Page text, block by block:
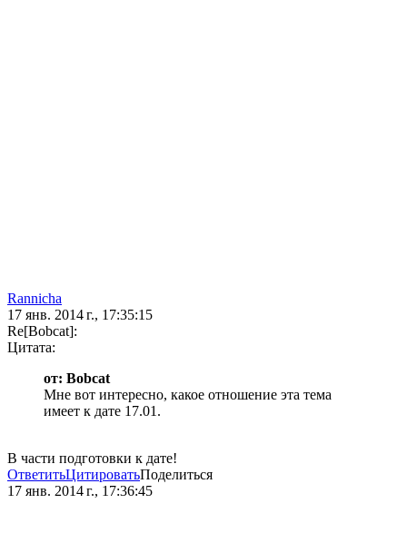
Rannicha
17 янв. 2014 г., 17:35:15
Re[Bobcat]:
Цитата:
от: Bobcat
Мне вот интересно, какое отношение эта тема
имеет к дате 17.01.
В части подготовки к дате!
ОтветитьЦитироватьПоделиться
17 янв. 2014 г., 17:36:45